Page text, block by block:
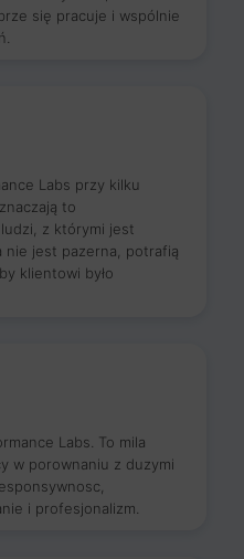
się pracuje i wspólnie
Labs przy kilku
to
z którymi jest
nie jest pazerna, potrafią
klientowi było
Labs. To mila
w porownaniu z duzymi
i profesjonalizm.